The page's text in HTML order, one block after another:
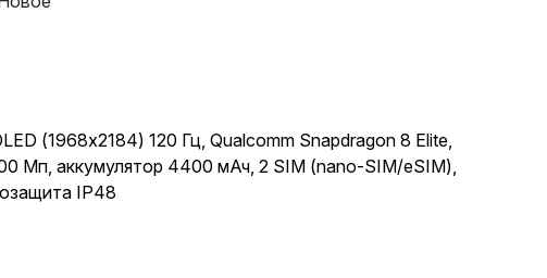
(1968x2184) 120 Гц, Qualcomm Snapdragon 8 Elite,
Мп, аккумулятор 4400 мАч, 2 SIM (nano-SIM/eSIM),
IP48